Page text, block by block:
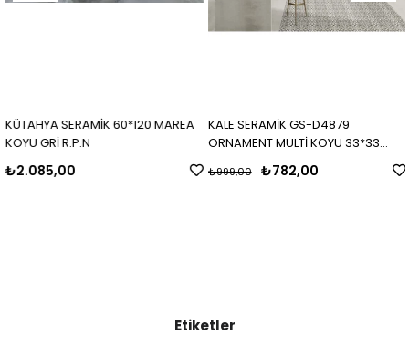
KÜTAHYA SERAMİK 60*120 MAREA
KOYU GRİ R.P.N
₺2.085,00
KALE SERAMİK GS-D4879
ORNAMENT MULTİ KOYU 33*33
₺782,00
₺999,00
Etiketler